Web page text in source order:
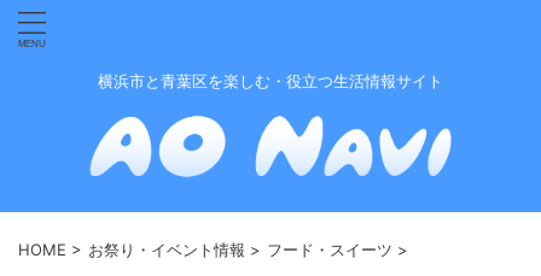
横浜市と青葉区を楽しむ・役立つ生活情報サイト
HOME > お祭り・イベント情報 > フード・スイーツ >